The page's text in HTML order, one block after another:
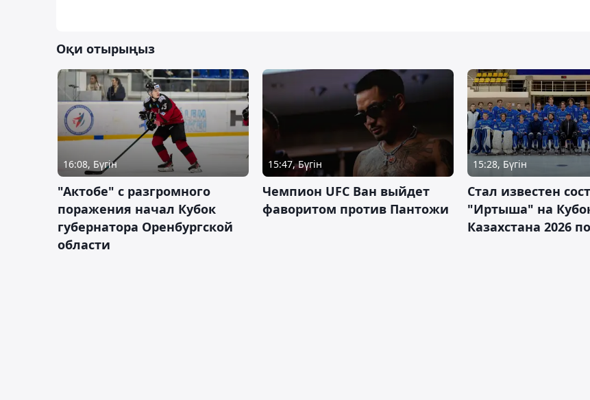
Оқи отырыңыз
16:08, Бүгін
"Актобе" с разгромного
поражения начал Кубок
губернатора Оренбургской
области
15:47, Бүгін
Чемпион UFC Ван выйдет
фаворитом против Пантожи
15:28, Бүгін
Стал известен
"Иртыша" на
Казахстана 2026